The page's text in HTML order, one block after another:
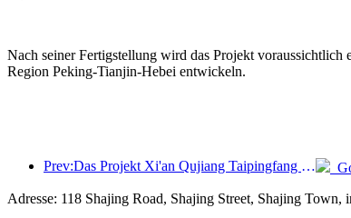
Nach seiner Fertigstellung wird das Projekt
Region Peking-Tianjin-Hebei entwickeln.
Prev:Das Projekt Xi'an Qujiang Taipingfang hat offiziell mit dem Bau begonnen; die Gesamtbaufläche beträgt 137.000 Quadratmeter.
Adresse: 118 Shajing Road, Shajing Street, Shajing